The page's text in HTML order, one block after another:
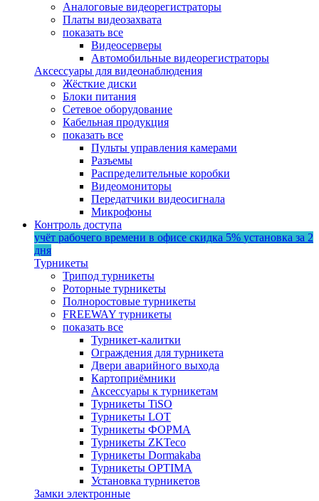
Аналоговые видеорегистраторы
Платы видеозахвата
показать все
Видеосерверы
Автомобильные видеорегистраторы
Аксессуары для видеонаблюдения
Жёсткие диски
Блоки питания
Сетевое оборудование
Кабельная продукция
показать все
Пульты управления камерами
Разъемы
Распределительные коробки
Видеомониторы
Передатчики видеосигнала
Микрофоны
Контроль доступа
учёт рабочего времени в офисе скидка 5% установка за 2
дня
Турникеты
Трипод турникеты
Роторные турникеты
Полноростовые турникеты
FREEWAY турникеты
показать все
Турникет-калитки
Ограждения для турникета
Двери аварийного выхода
Картоприёмники
Аксессуары к турникетам
Турникеты TiSO
Турникеты LOT
Турникеты ФОРМА
Турникеты ZKTeco
Турникеты Dormakaba
Турникеты OPTIMA
Установка турникетов
Замки электронные